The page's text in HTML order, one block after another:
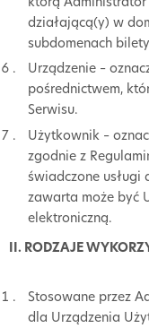
działającą(y) w
subdomenach
Urządzenie –
pośrednictwem,
Serwisu.
Użytkownik –
zgodnie z
świadczone usługi
zawarta może być
elektroniczną.
II. RODZAJE
Stosowane przez
dla Urządzenia